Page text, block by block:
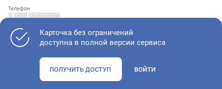
Телефон
░ ░░░ ░░░░░░░
Проверьте учредительные документы, адрес регистрации и
Карточка без ограничений
доступна в полной версии сервиса
ПОЛУЧИТЬ ДОСТУП ВОЙТИ